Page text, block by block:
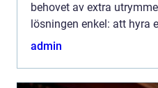
behovet av extra
lösningen enkel: att hyra
det flera möjligh...
admin